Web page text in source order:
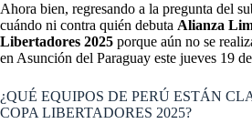
Ahora bien, regresando a la pregunta del
cuándo ni contra quién debuta Alianza
Libertadores 2025 porque aún no se
en Asunción del Paraguay este jueves 19
¿QUÉ EQUIPOS DE PERÚ ESTÁN
COPA LIBERTADORES 2025?